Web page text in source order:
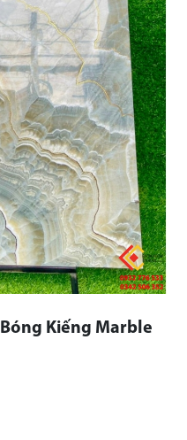
Kiếng Marble